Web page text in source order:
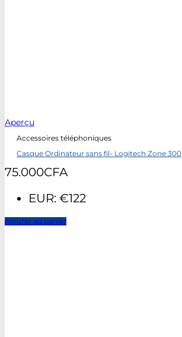
Aperçu
Accessoires téléphoniques
Casque Ordinateur sans fil- Logitech Zone 300
75.000CFA
EUR: €122
Ajouter au panier